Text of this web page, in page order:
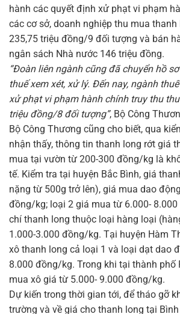
hành các quyết định xử phạt vi phạm
các cơ sở, doanh nghiệp thu mua
235,75 triệu đồng/9 đối tượng và bán
ngân sách Nhà nước 146 triệu đồng.
“Đoàn liên ngành cũng đã chuyển hồ
thuế xem xét, xử lý. Đến nay, ngành
xử phạt vi phạm hành chính truy thu
triệu đồng/8 đối tượng”, Bộ Công
Bộ Công Thương cũng cho biết, qua
nhận thấy, thông tin thanh long rớt giá
mua tại vườn từ 200-300 đồng/kg là
tế. Kiểm tra tại huyện Bắc Bình, giá
nặng từ 500g trở lên), giá mua dao
đồng/kg; loại 2 giá mua từ 6.000-
chí thanh long thuộc loại hàng loại
1.000-3.000 đồng/kg. Tại huyện Hàm
xô thanh long cả loại 1 và loại dạt dao
8.000 đồng/kg. Trong khi tại thành phố
mua xô giá từ 5.000- 9.000 đồng/kg.
Dự kiến trong thời gian tới, để tháo gỡ
trường và về giá cho thanh long tại